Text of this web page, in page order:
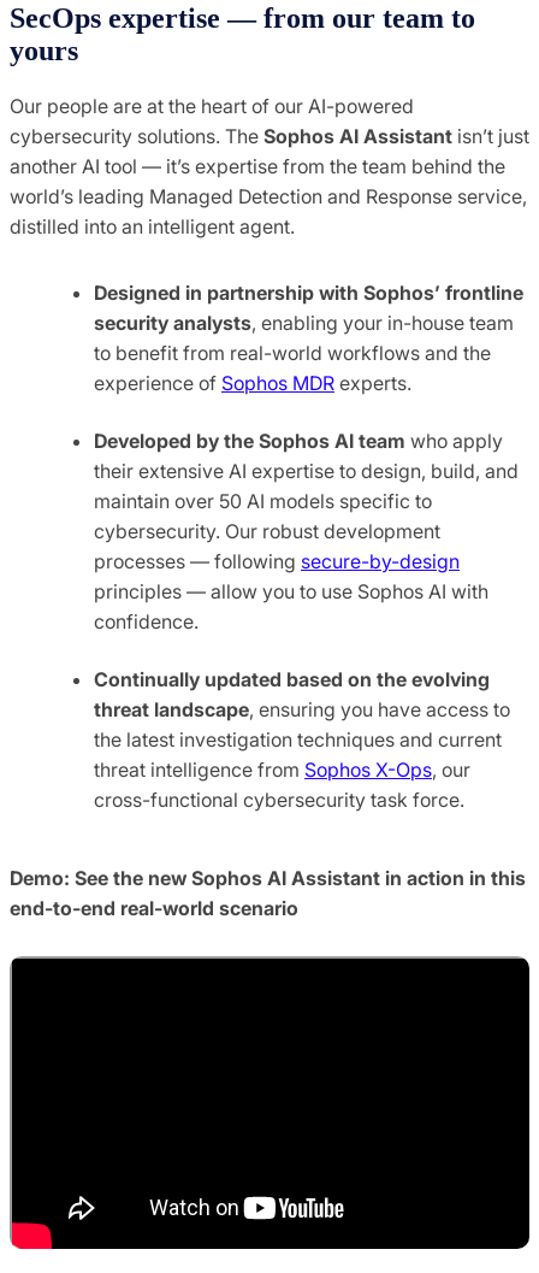
SecOps expertise — from our team to
yours
Our people are at the heart of our AI-powered
cybersecurity solutions. The Sophos AI Assistant isn’t just
another AI tool — it’s expertise from the team behind the
world’s leading Managed Detection and Response service,
distilled into an intelligent agent.
Designed in partnership with Sophos’ frontline
security analysts, enabling your in-house team
to benefit from real-world workflows and the
experience of Sophos MDR experts.
Developed by the Sophos AI team who apply
their extensive AI expertise to design, build, and
maintain over 50 AI models specific to
cybersecurity. Our robust development
processes — following secure-by-design
principles — allow you to use Sophos AI with
confidence.
Continually updated based on the evolving
threat landscape, ensuring you have access to
the latest investigation techniques and current
threat intelligence from Sophos X-Ops, our
cross-functional cybersecurity task force.
Demo: See the new Sophos AI Assistant in action in this
end-to-end real-world scenario